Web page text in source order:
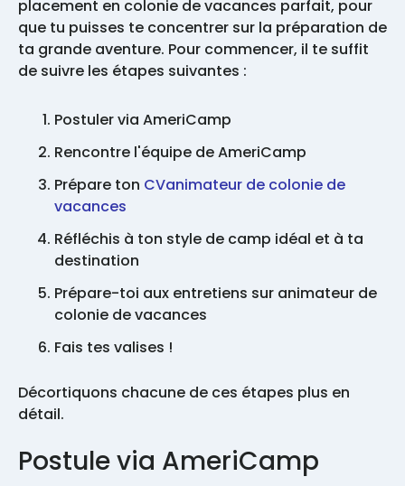
placement en colonie de vacances parfait, pour
que tu puisses te concentrer sur la préparation de
ta grande aventure. Pour commencer, il te suffit
de suivre les étapes suivantes :
Postuler via AmeriCamp
Rencontre l'équipe de AmeriCamp
Prépare ton CVanimateur de colonie de
vacances
Réfléchis à ton style de camp idéal et à ta
destination
Prépare-toi aux entretiens sur animateur de
colonie de vacances
Fais tes valises !
Décortiquons chacune de ces étapes plus en
détail.
Postule via AmeriCamp